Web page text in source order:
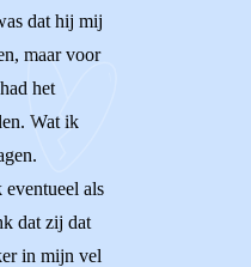
dat hij mij
maar voor
het
Wat ik
als
dat zij dat
in mijn vel